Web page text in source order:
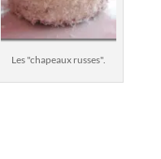
Les "chapeaux russes".